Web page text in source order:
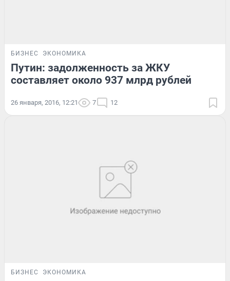
БИЗНЕС ЭКОНОМИКА
Путин: задолженность за ЖКУ
составляет около 937 млрд рублей
26 января, 2016, 12:21 7 12
БИЗНЕС ЭКОНОМИКА